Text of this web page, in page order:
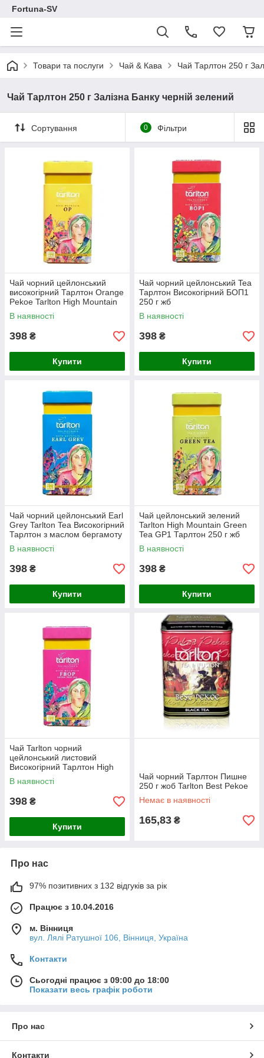
Fortuna-SV
Товари та послуги Чай & Кава Чай Тарлтон 250 г
Чай Тарлтон 250 г Залізна Банку черній зелений
Сортування 0 Фільтри
Чай чорний цейлонський
високогірний Тарлтон Orange
Pekoe Tarlton High Mountain
OP Leaf Tea 250 г жб
Детальніше
В наявності
398 ₴
Купити
Чай чорний цейлонський Tea
Тарлтон Високогірний БОП1
250 г жб
В наявності
398 ₴
Купити
Чай чорний цейлонський Earl
Grey Tarlton Tea Високогірний
Тарлтон з маслом бергамоту
Ерл Грей 250 г жб Детальн
В наявності
398 ₴
Купити
Чай цейлонський зелений
Tarlton High Mountain Green
Tea GP1 Тарлтон 250 г жб
В наявності
398 ₴
Купити
Чай Tarlton чорний
цейлонський листовий
Високогірний Тарлтон High
Mountain FBOP Tea ФБОП
250 г жб
В наявності
398 ₴
Купити
Чай чорний Тарлтон Пишне
250 г жоб Tarlton Best Pekoe
Немає в наявності
165,83 ₴
Про нас
97% позитивних з 132 відгуків за рік
Працює з 10.04.2016
м. Вінниця
вул. Лялі Ратушної 106, Вінниця, Україна
Контакти
Сьогодні працює з 09:00 до 18:00
Показати весь графік роботи
Про нас
Контакти